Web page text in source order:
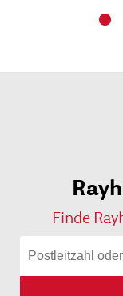
Finde